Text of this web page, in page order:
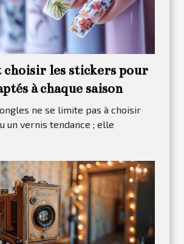
choisir les stickers pour
à chaque saison
ne se limite pas à choisir
un vernis tendance ; elle